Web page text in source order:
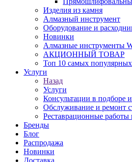
Изделия из камня
Алмазный инструмент
Оборудование и
Новинки
Алмазные инструменты
АКЦИОННЫЙ ТОВАР
Топ 10 самых популярных
Услуги
Назад
Услуги
Консультации в подборе
Обслуживание и ремонт
Реставрационные
Бренды
Блог
Распродажа
Новинки
Доставка